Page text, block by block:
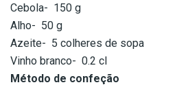
Cebola- 150 g
Alho- 50 g
Azeite- 5 colheres de sopa
Vinho branco- 0.2 cl
Método de confeção